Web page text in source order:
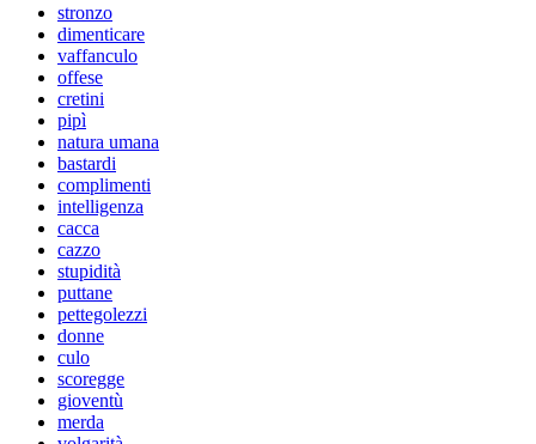
stronzo
dimenticare
vaffanculo
offese
cretini
pipì
natura umana
bastardi
complimenti
intelligenza
cacca
cazzo
stupidità
puttane
pettegolezzi
donne
culo
scoregge
gioventù
merda